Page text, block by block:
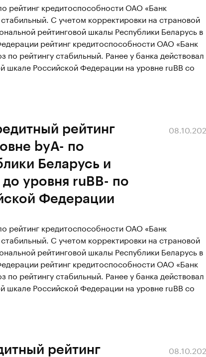
рейтинг кредитоспособности ОАО «Банк
С учетом корректировки на страновой
рейтинговой шкалы Республики Беларусь в
рейтинг кредитоспособности ОАО «Банк
рейтингу стабильный. Ранее у банка действовал
шкале Российской Федерации на уровне ruBB со
рейтинг
byA- по
Беларусь и
уровня ruBB- по
Федерации
рейтинг кредитоспособности ОАО «Банк
С учетом корректировки на страновой
рейтинговой шкалы Республики Беларусь в
рейтинг кредитоспособности ОАО «Банк
рейтингу стабильный. Ранее у банка действовал
шкале Российской Федерации на уровне ruBB со
рейтинг